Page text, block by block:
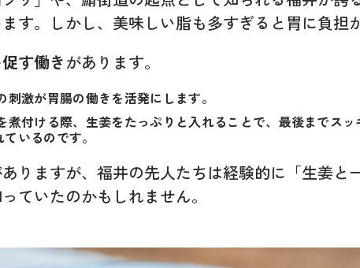
す。しかし、美味しい脂も多すぎると胃に負担
す働きがあります。
刺激が胃腸の働きを活発にします。
煮付ける際、生姜をたっぷりと入れることで、最後までス
いるのです。
りますが、福井の先人たちは経験的に「生姜と
ていたのかもしれません。